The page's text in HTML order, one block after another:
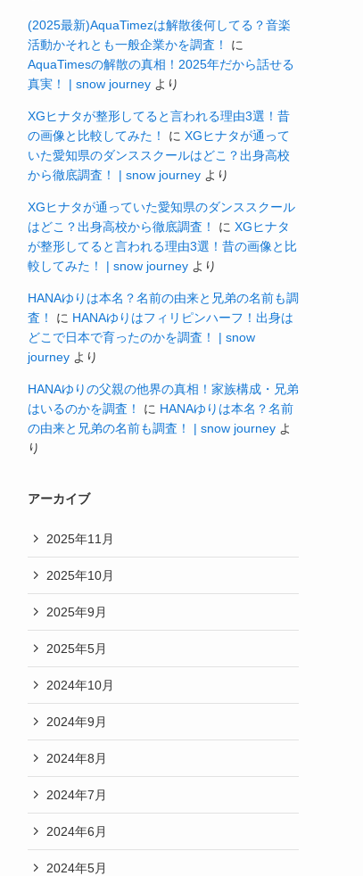
(2025最新)AquaTimezは解散後何してる？音楽
活動かそれとも一般企業かを調査！
に
AquaTimesの解散の真相！2025年だから話せる
真実！ | snow journey より
XGヒナタが整形してると言われる理由3選！昔
の画像と比較してみた！
に XGヒナタが通って
いた愛知県のダンススクールはどこ？出身高校
から徹底調査！ | snow journey より
XGヒナタが通っていた愛知県のダンススクール
はどこ？出身高校から徹底調査！
に XGヒナタ
が整形してると言われる理由3選！昔の画像と比
較してみた！ | snow journey より
HANAゆりは本名？名前の由来と兄弟の名前も調
査！
に HANAゆりはフィリピンハーフ！出身は
どこで日本で育ったのかを調査！ | snow
journey より
HANAゆりの父親の他界の真相！家族構成・兄弟
はいるのかを調査！
に HANAゆりは本名？名前
の由来と兄弟の名前も調査！ | snow journey よ
り
アーカイブ
2025年11月
2025年10月
2025年9月
2025年5月
2024年10月
2024年9月
2024年8月
2024年7月
2024年6月
2024年5月